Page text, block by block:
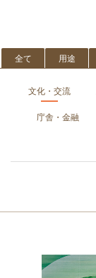
全て 用途
文化・交流
庁舎・金融